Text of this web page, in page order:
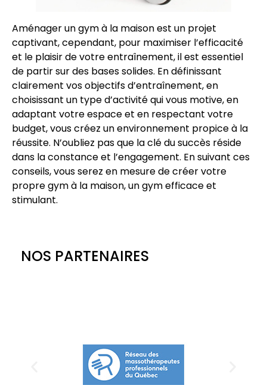
Aménager un gym à la maison est un projet
captivant, cependant, pour maximiser l’efficacité
et le plaisir de votre entraînement, il est essentiel
de partir sur des bases solides. En définissant
clairement vos objectifs d’entraînement, en
choisissant un type d’activité qui vous motive, en
adaptant votre espace et en respectant votre
budget, vous créez un environnement propice à la
réussite. N’oubliez pas que la clé du succès réside
dans la constance et l’engagement. En suivant ces
conseils, vous serez en mesure de créer votre
propre gym à la maison, un gym efficace et
stimulant.
NOS PARTENAIRES